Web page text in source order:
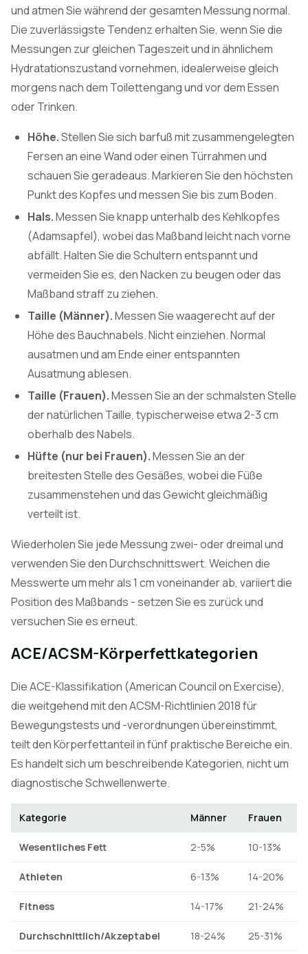
und atmen Sie während der gesamten Messung normal.
Die zuverlässigste Tendenz erhalten Sie, wenn Sie die
Messungen zur gleichen Tageszeit und in ähnlichem
Hydratationszustand vornehmen, idealerweise gleich
morgens nach dem Toilettengang und vor dem Essen
oder Trinken.
Höhe.Stellen Sie sich barfuß mit zusammengelegten
Fersen an eine Wand oder einen Türrahmen und
schauen Sie geradeaus. Markieren Sie den höchsten
Punkt des Kopfes und messen Sie bis zum Boden.
Hals.Messen Sie knapp unterhalb des Kehlkopfes
(Adamsapfel), wobei das Maßband leicht nach vorne
abfällt. Halten Sie die Schultern entspannt und
vermeiden Sie es, den Nacken zu beugen oder das
Maßband straff zu ziehen.
Taille (Männer).Messen Sie waagerecht auf der
Höhe des Bauchnabels. Nicht einziehen. Normal
ausatmen und am Ende einer entspannten
Ausatmung ablesen.
Taille (Frauen).Messen Sie an der schmalsten Stelle
der natürlichen Taille, typischerweise etwa 2-3 cm
oberhalb des Nabels.
Hüfte (nur bei Frauen).Messen Sie an der
breitesten Stelle des Gesäßes, wobei die Füße
zusammenstehen und das Gewicht gleichmäßig
verteilt ist.
Wiederholen Sie jede Messung zwei- oder dreimal und
verwenden Sie den Durchschnittswert. Weichen die
Messwerte um mehr als 1 cm voneinander ab, variiert die
Position des Maßbands - setzen Sie es zurück und
versuchen Sie es erneut.
ACE/ACSM-Körperfettkategorien
Die ACE-Klassifikation (American Council on Exercise),
die weitgehend mit den ACSM-Richtlinien 2018 für
Bewegungstests und -verordnungen übereinstimmt,
teilt den Körperfettanteil in fünf praktische Bereiche ein.
Es handelt sich um beschreibende Kategorien, nicht um
diagnostische Schwellenwerte.
Kategorie Männer Frauen
Wesentliches Fett 2-5% 10-13%
Athleten 6-13% 14-20%
Fitness 14-17% 21-24%
Durchschnittlich/Akzeptabel 18-24% 25-31%